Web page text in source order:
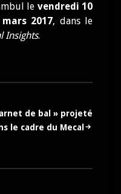
le vendredi 10
2017, dans le
Insights.
de bal » projeté
le cadre du Mecal